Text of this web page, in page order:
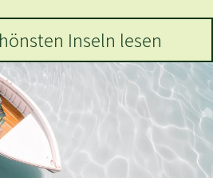
Mehr erfahren